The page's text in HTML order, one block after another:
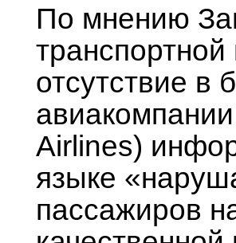
По мнению
отсутствие в
Airlines)
языке
пассажиров